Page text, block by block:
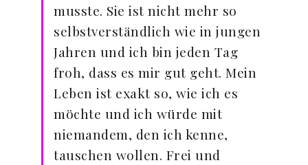
musste. Sie ist nicht mehr so
selbstverständlich wie in jungen
Jahren und ich bin jeden Tag
froh, dass es mir gut geht. Mein
Leben ist exakt so, wie ich es
möchte und ich würde mit
niemandem, den ich kenne,
tauschen wollen. Frei und